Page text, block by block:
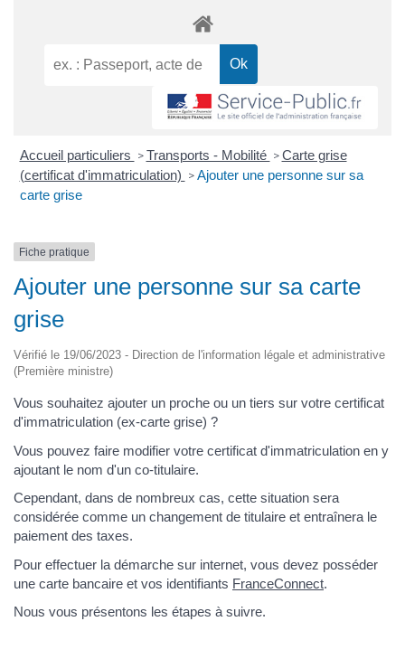
Accueil particuliers > Transports - Mobilité > Carte grise
(certificat d'immatriculation) > Ajouter une personne sur sa
carte grise
Fiche pratique
Ajouter une personne sur sa carte
grise
Vérifié le 19/06/2023 - Direction de l'information légale et administrative
(Première ministre)
Vous souhaitez ajouter un proche ou un tiers sur votre certificat
d'immatriculation (ex-carte grise) ?
Vous pouvez faire modifier votre certificat d'immatriculation en y
ajoutant le nom d'un co-titulaire.
Cependant, dans de nombreux cas, cette situation sera
considérée comme un changement de titulaire et entraînera le
paiement des taxes.
Pour effectuer la démarche sur internet, vous devez posséder
une carte bancaire et vos identifiants FranceConnect.
Nous vous présentons les étapes à suivre.